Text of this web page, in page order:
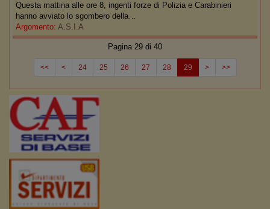
Questa mattina alle ore 8, ingenti forze di Polizia e Carabinieri
hanno avviato lo sgombero della…
Argomento: A.S.I.A
Pagina 29 di 40
<< < 24 25 26 27 28 29 > >>